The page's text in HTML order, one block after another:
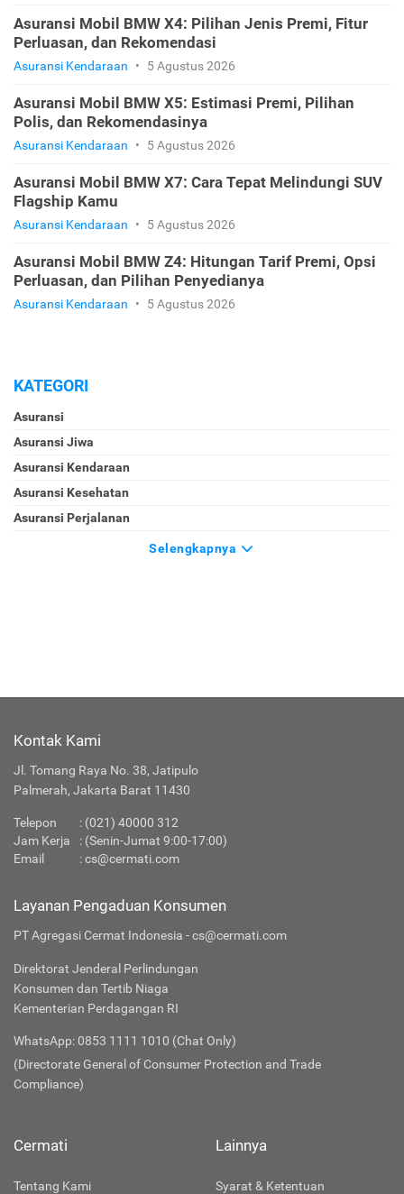
Asuransi Mobil BMW X4: Pilihan Jenis Premi, Fitur
Perluasan, dan Rekomendasi
Asuransi Kendaraan • 5 Agustus 2026
Asuransi Mobil BMW X5: Estimasi Premi, Pilihan
Polis, dan Rekomendasinya
Asuransi Kendaraan • 5 Agustus 2026
Asuransi Mobil BMW X7: Cara Tepat Melindungi SUV
Flagship Kamu
Asuransi Kendaraan • 5 Agustus 2026
Asuransi Mobil BMW Z4: Hitungan Tarif Premi, Opsi
Perluasan, dan Pilihan Penyedianya
Asuransi Kendaraan • 5 Agustus 2026
KATEGORI
Asuransi
Asuransi Jiwa
Asuransi Kendaraan
Asuransi Kesehatan
Asuransi Perjalanan
Selengkapnya
Kontak Kami
Jl. Tomang Raya No. 38, Jatipulo
Palmerah, Jakarta Barat 11430
Telepon : (021) 40000 312
Jam Kerja
: (Senin-Jumat 9:00-17:00)
Email
:cs@cermati.com
Layanan Pengaduan Konsumen
PT Agregasi Cermat Indonesia - cs@cermati.com
Direktorat Jenderal Perlindungan
Konsumen dan Tertib Niaga
Kementerian Perdagangan RI
WhatsApp: 0853 1111 1010 (Chat Only)
(Directorate General of Consumer Protection and Trade
Compliance)
Cermati
Tentang Kami
Lainnya
Syarat & Ketentuan